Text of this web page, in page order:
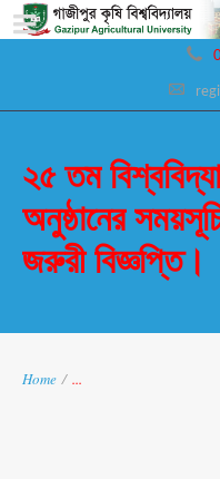
২৫ তম
অনুষ্ঠানের
জরুরী বিজ্ঞপ্তি।
Home / ...